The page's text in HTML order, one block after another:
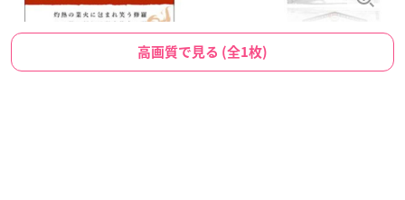
高画質で見る (全1枚)